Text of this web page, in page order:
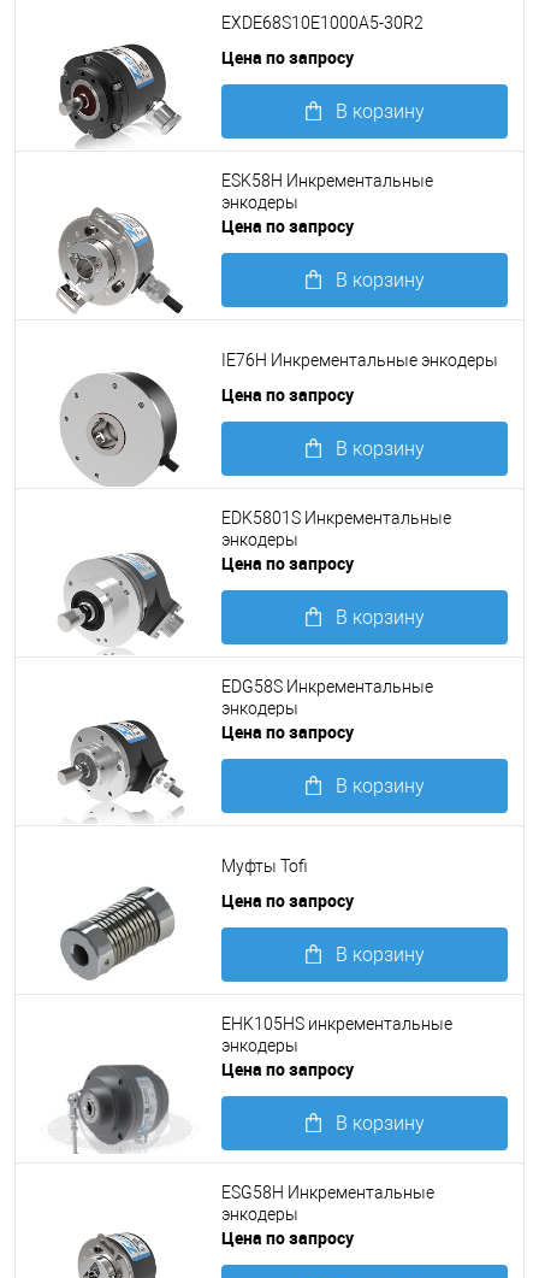
EXDE68S10E1000A5-30R2
Цена по запросу
В корзину
Подробнее
ESK58H Инкрементальные
энкодеры
Цена по запросу
В корзину
IE76H Инкрементальные энкодеры
Цена по запросу
В корзину
Подробнее
EDK5801S Инкрементальные
энкодеры
Цена по запросу
В корзину
Подробнее
EDG58S Инкрементальные
энкодеры
Цена по запросу
В корзину
Муфты Tofi
Цена по запросу
В корзину
Подробнее
EHK105HS инкрементальные
энкодеры
Цена по запросу
В корзину
Подробнее
ESG58H Инкрементальные
энкодеры
Цена по запросу